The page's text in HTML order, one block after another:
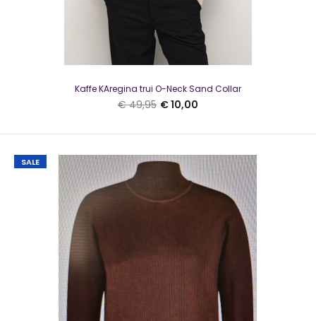
Kaffe O-neck pullover KALizza Feather Gray SL
€ 34,95
€ 10,00
Kaffe KAregina trui O-Neck Sand Collar
€ 49,95 € 10,00
SALE